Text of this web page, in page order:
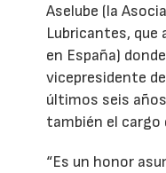
Aselube (la
Lubricantes, que
en España)
vicepresidente
últimos seis
también el cargo
“Es un honor